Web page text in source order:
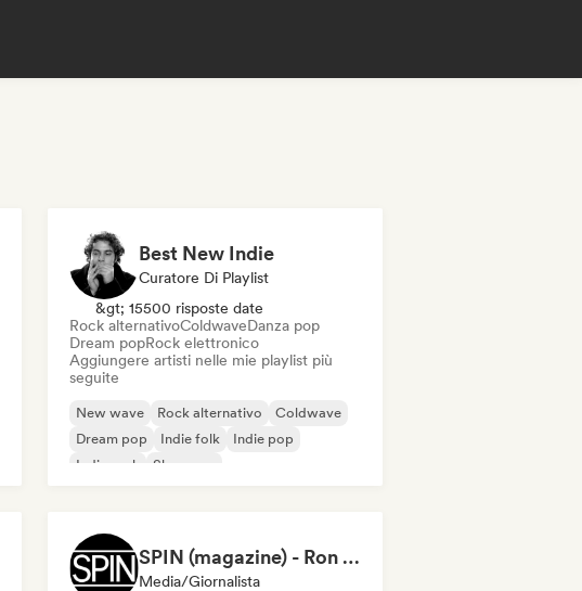
Best New Indie
Curatore Di Playlist
&gt; 15500 risposte date
Rock alternativoColdwaveDanza pop
Dream popRock elettronico
Aggiungere artisti nelle mie playlist più
seguite
New wave Rock alternativo
Coldwave
Dream pop
Indie folk
Indie pop
Indie rock
Shoegaze
SPIN (magazine) - Ron Hart
Media/Giornalista